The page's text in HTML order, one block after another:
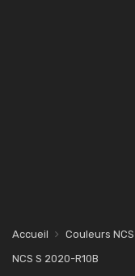
Accueil Couleurs NCS
NCS S 2020-R10B